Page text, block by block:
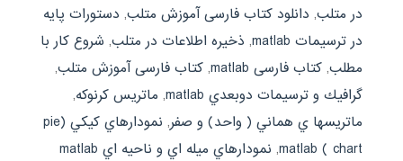
در متلب, دانلود کتاب فارسی آموزش متلب, دستورات پايه
در ترسيمات matlab
, ذخيره اطلاعات در متلب, شروع كار با
مطلب, کتاب فارسی matlab , کتاب فارسی آموزش متلب,
گرافيك و ترسيمات دوبعدي matlab
, ماتريس كرنوكه,
ماتريسها ي هماني ( واحد) و صفر,
نمودارهاي كيكي (pie
chart ) matlab
, نمودارهاي ميله اي و ناحيه اي matlab